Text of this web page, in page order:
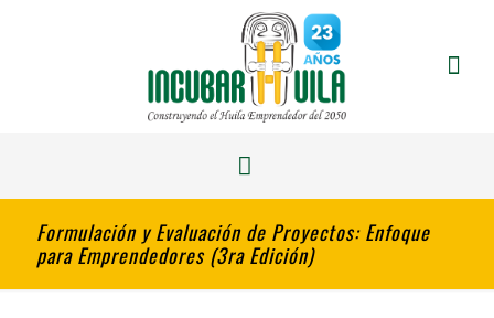
Formulación y Evaluación de Proyectos: Enfoque
para Emprendedores (3ra Edición)